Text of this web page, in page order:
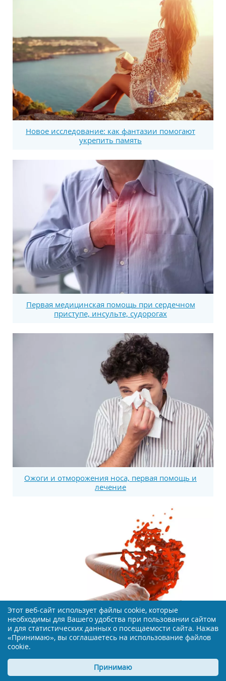
Новое исследование: как фантазии помогают
укрепить память
Первая медицинская помощь при сердечном
приступе, инсульте, судорогах
Ожоги и отморожения носа, первая помощь и
лечение
Первая медицинская помощь при кровотечениях
Этот веб-сайт использует файлы cookie, которые
необходимы для Вашего удобства при пользовании сайтом
и для статистических данных о посещаемости сайта. Нажав
«Принимаю», вы соглашаетесь на использование файлов
cookie.
Принимаю